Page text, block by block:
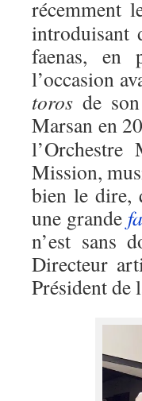
récemment
introduisant
faenas, en
l’occasion
toros de son
Marsan en
Mission,
bien le dire,
une grande
n’est sans
Directeur
Président